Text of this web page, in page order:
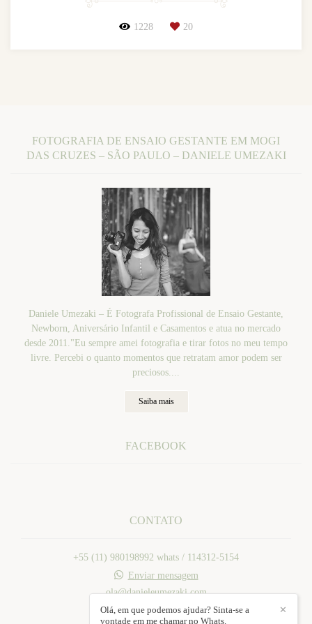
1228 20
FOTOGRAFIA DE ENSAIO GESTANTE EM MOGI
DAS CRUZES – SÃO PAULO – DANIELE UMEZAKI
Daniele Umezaki – É Fotografa Profissional de Ensaio Gestante,
Newborn, Aniversário Infantil e Casamentos e atua no mercado
desde 2011."Eu sempre amei fotografia e tirar fotos no meu tempo
livre. Percebi o quanto momentos que retratam amor podem ser
preciosos....
Saiba mais
FACEBOOK
CONTATO
+55 (11) 980198992 whats / 114312-5154
Enviar mensagem
ola@danieleumezaki.com
Mogi das Cruzes / SP
✕
Olá, em que podemos ajudar? Sinta-se a
vontade em me chamar no Whats.